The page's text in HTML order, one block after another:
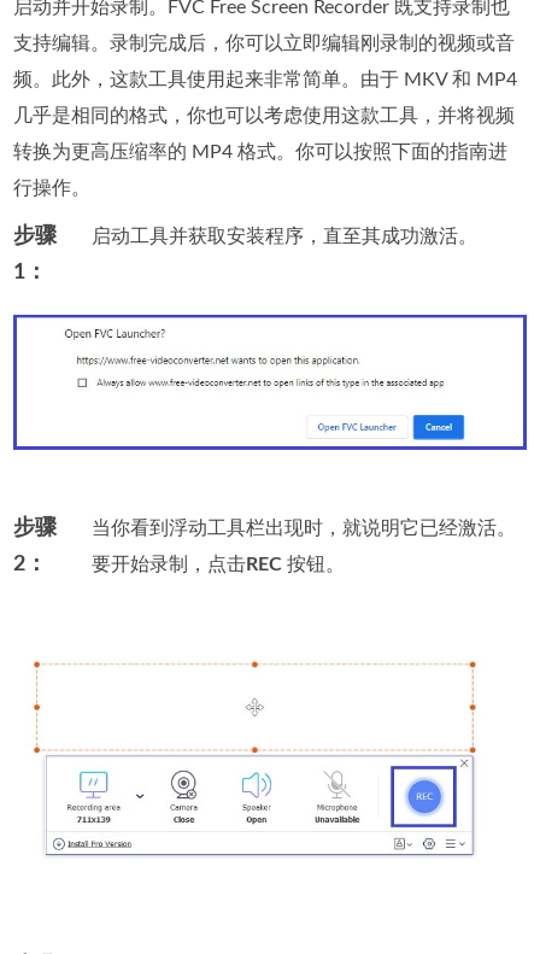
启动并开始录制。FVC Free Screen Recorder 既支持录制也
支持编辑。录制完成后，你可以立即编辑刚录制的视频或音
频。此外，这款工具使用起来非常简单。由于 MKV 和 MP4
几乎是相同的格式，你也可以考虑使用这款工具，并将视频
转换为更高压缩率的 MP4 格式。你可以按照下面的指南进
行操作。
步骤
1：
启动工具并获取安装程序，直至其成功激活。
步骤
2：
当你看到浮动工具栏出现时，就说明它已经激活。
要开始录制，点击REC 按钮。